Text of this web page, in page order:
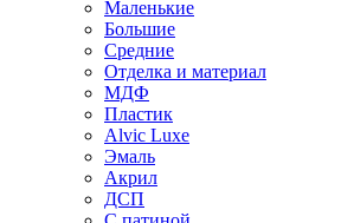
Маленькие
Большие
Средние
Отделка и материал
МДФ
Пластик
Alvic Luxe
Эмаль
Акрил
ДСП